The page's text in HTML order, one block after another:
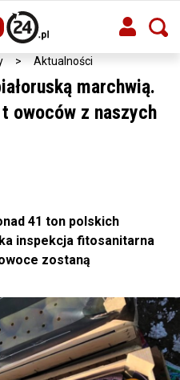
> Aktualności
marchwią.
owoców z naszych
41 ton polskich
inspekcja fitosanitarna
zostaną